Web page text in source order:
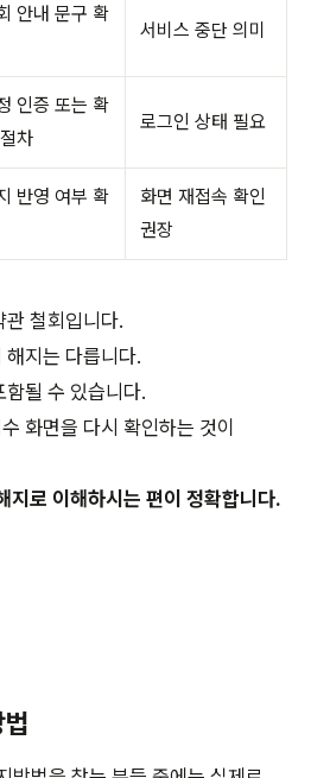
안내 문구 확
서비스 중단 의미
인증 또는 확
차
로그인 상태 필요
반영 여부 확
화면 재접속 확인
권장
관 철회입니다.
해지는 다릅니다.
함될 수 있습니다.
화면을 다시 확인하는 것이
지로 이해하시는 편이 정확합니다.